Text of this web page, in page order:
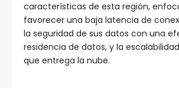
características de esta región,
favorecer una baja latencia de
la seguridad de sus datos con una
residencia de datos, y la
que entrega la nube.